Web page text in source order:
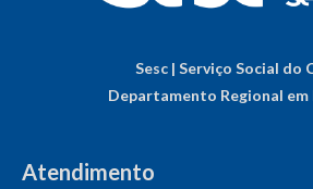
Sesc | Serviço Social do
Departamento Regional em
Atendimento